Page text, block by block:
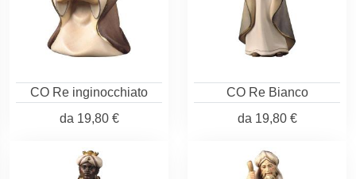
CO Re inginocchiato
da 19,80 €
CO Re Bianco
da 19,80 €